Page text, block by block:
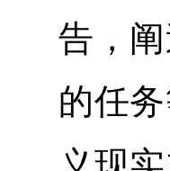
告，
的任